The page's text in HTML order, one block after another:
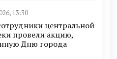
13:30
центральной
провели акцию,
Дню города